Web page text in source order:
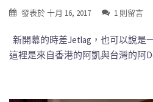
發表於十月 16, 2017 1 則留言
新開幕的時差Jetlag，也可以說是
這裡是來自香港的阿凱與台灣的阿